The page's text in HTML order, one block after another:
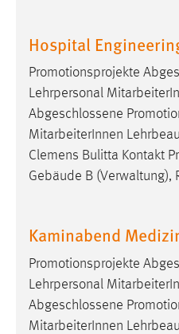
Hospital
Promotionsprojekte
Lehrpersonal
Abgeschlossene
MitarbeiterInnen
Clemens Bulitta Kontakt
Gebäude B (Verwaltung),
Kaminabend
Promotionsprojekte
Lehrpersonal
Abgeschlossene
MitarbeiterInnen
Cookie Laufzeit: 24
STATISTIK
Statistik Cookies
Diese Informationen
Matomo
Name: _pk_ref,
Zweck:
Cookie Laufzeit: Max. 13